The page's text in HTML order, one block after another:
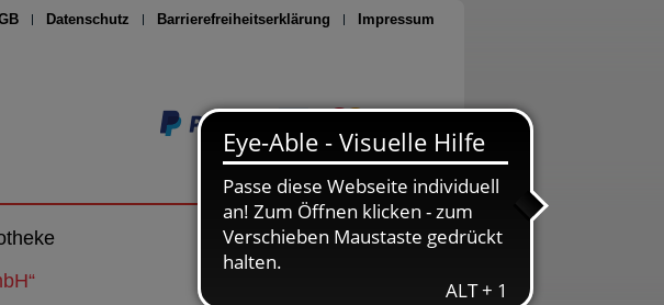
Datenschutz Barrierefreiheitserklärung Impressum
Seite drucken
“
0800-10 11 422
gebührenfreie Rufnummer